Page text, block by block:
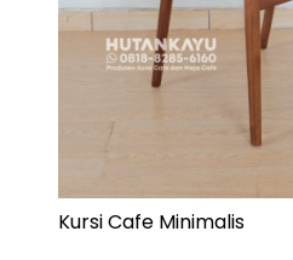
Kursi Cafe Minimalis